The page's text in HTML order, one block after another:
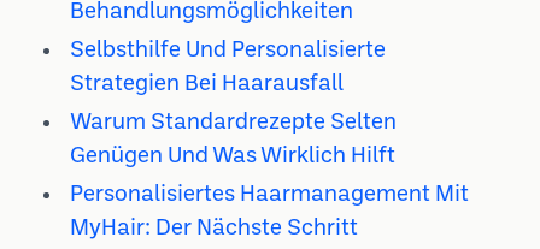
Behandlungsmöglichkeiten
Selbsthilfe Und Personalisierte
Strategien Bei Haarausfall
Warum Standardrezepte Selten
Genügen Und Was Wirklich Hilft
Personalisiertes Haarmanagement Mit
MyHair: Der Nächste Schritt